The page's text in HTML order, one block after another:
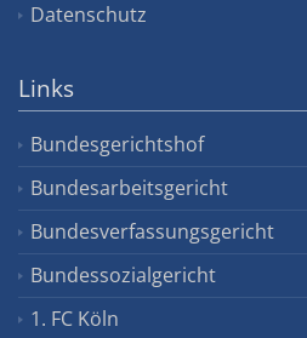
Datenschutz
Links
Bundesgerichtshof
Bundesarbeitsgericht
Bundesverfassungsgericht
Bundessozialgericht
1. FC Köln